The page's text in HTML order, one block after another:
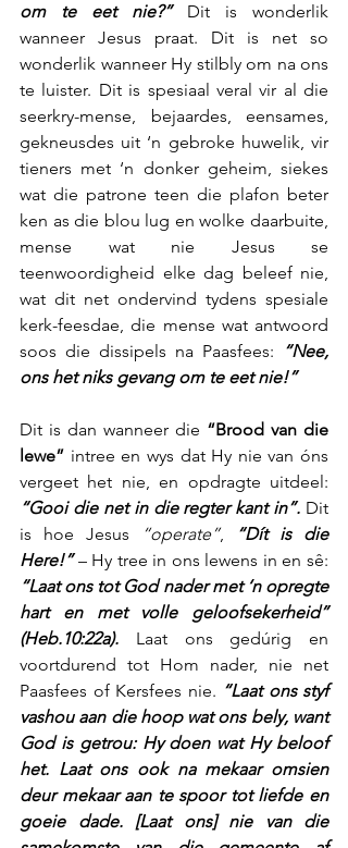
om te eet nie?” Dit is wonderlik
wanneer Jesus praat. Dit is net so
wonderlik wanneer Hy stilbly om na ons
te luister. Dit is spesiaal veral vir al die
seerkry-mense, bejaardes, eensames,
gekneusdes uit ‘n gebroke huwelik, vir
tieners met ‘n donker geheim, siekes
wat die patrone teen die plafon beter
ken as die blou lug en wolke daarbuite,
mense wat nie Jesus se
teenwoordigheid elke dag beleef nie,
wat dit net ondervind tydens spesiale
kerk-feesdae, die mense wat antwoord
soos die dissipels na Paasfees:
“Nee,
ons het niks gevang om te eet nie!”
Dit is dan wanneer die “Brood van die
lewe” intree en wys dat Hy nie van óns
“Gooi die net in die regter kant in”. Dit
is hoe Jesus
“operate”,
“Dít is die
Here!”
“Laat ons tot God nader met ‘n opregte
hart en met volle geloofsekerheid”
(Heb.10:22a). Laat ons gedúrig en
voortdurend tot Hom nader, nie net
Paasfees of Kersfees nie. “Laat ons styf
vashou aan die hoop wat ons bely, want
God is getrou: Hy doen wat Hy beloof
het. Laat ons ook na mekaar omsien
deur mekaar aan te spoor tot liefde en
goeie dade. [Laat ons] nie van die